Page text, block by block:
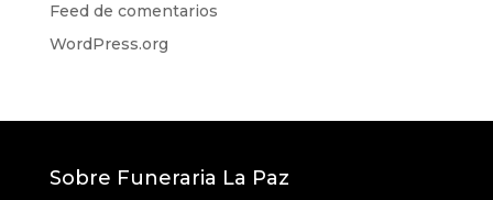
Feed de comentarios
WordPress.org
Sobre Funeraria La Paz